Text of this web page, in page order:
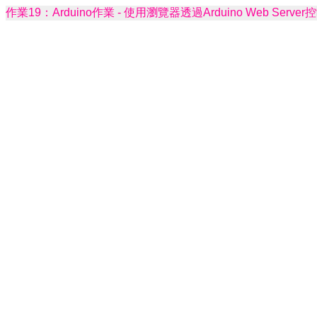
作業19：Arduino作業 - 使用瀏覽器透過Arduino Web Server控